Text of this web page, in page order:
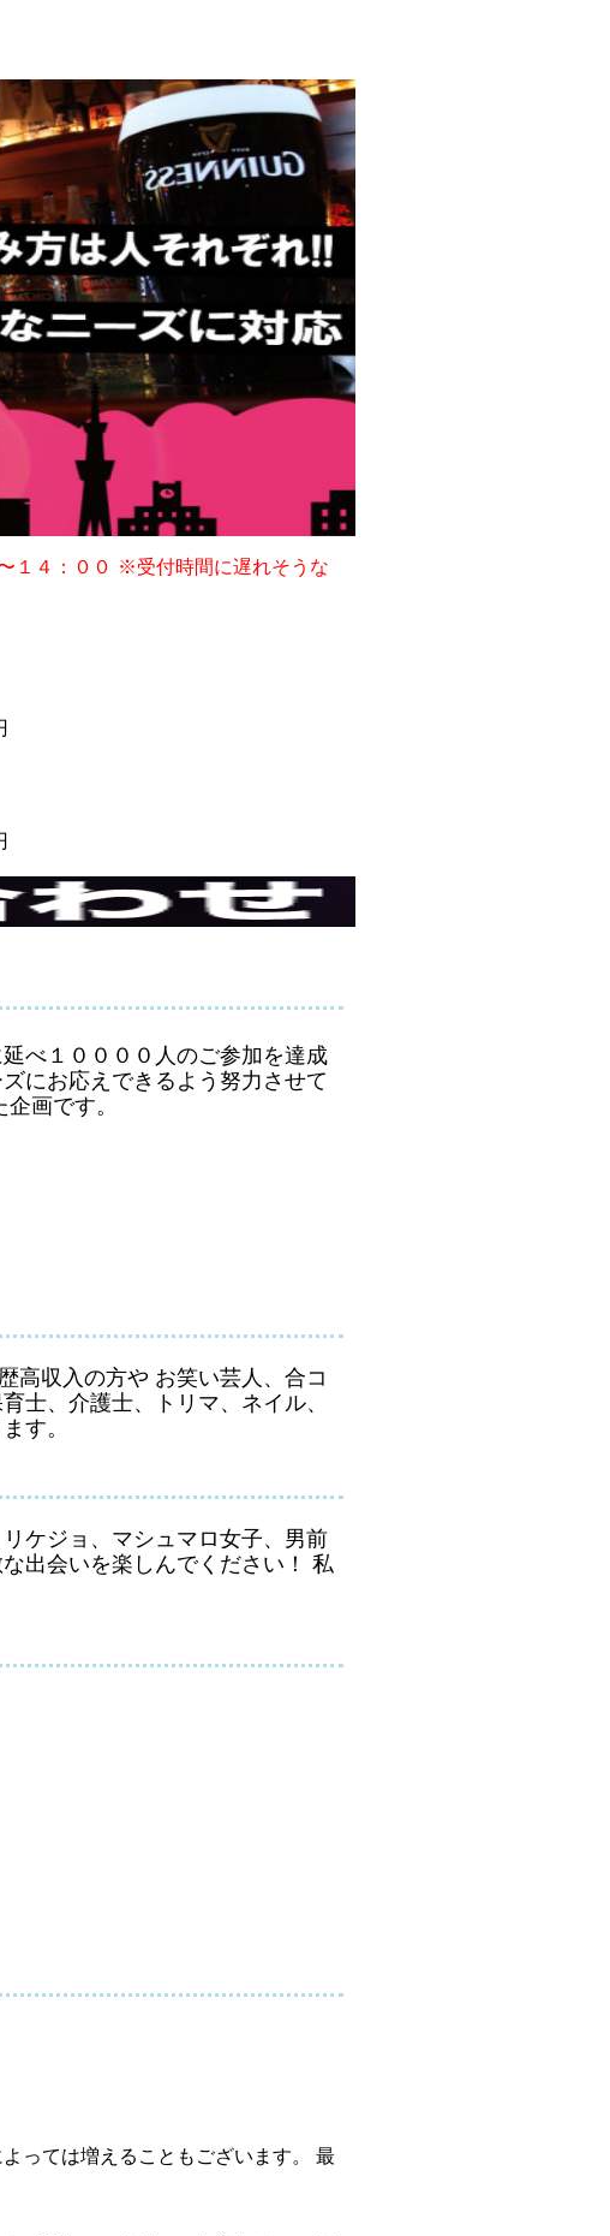
１４：００ ※受付時間に遅れそうな
べ１００００人のご参加を達成
にお応えできるよう努力させて
画です。
高収入の方や お笑い芸人、合コ
士、介護士、トリマ、ネイル、
す。
ケジョ、マシュマロ女子、男前
出会いを楽しんでください！ 私
っては増えることもございます。 最